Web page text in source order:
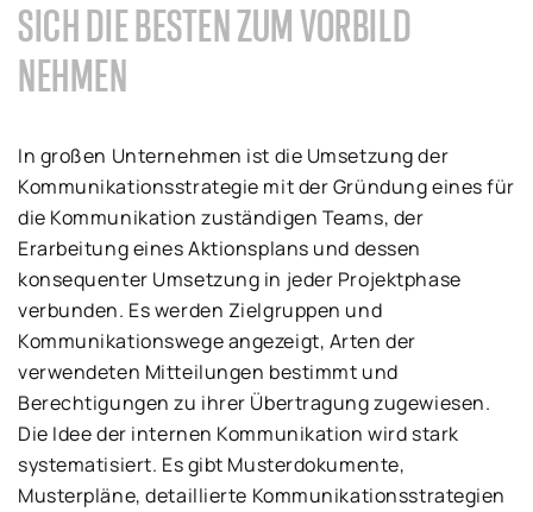
SICH DIE BESTEN ZUM VORBILD
NEHMEN
In großen Unternehmen ist die Umsetzung der
Kommunikationsstrategie mit der Gründung eines für
die Kommunikation zuständigen Teams, der
Erarbeitung eines Aktionsplans und dessen
konsequenter Umsetzung in jeder Projektphase
verbunden. Es werden Zielgruppen und
Kommunikationswege angezeigt, Arten der
verwendeten Mitteilungen bestimmt und
Berechtigungen zu ihrer Übertragung zugewiesen.
Die Idee der internen Kommunikation wird stark
systematisiert. Es gibt Musterdokumente,
Musterpläne, detaillierte Kommunikationsstrategien